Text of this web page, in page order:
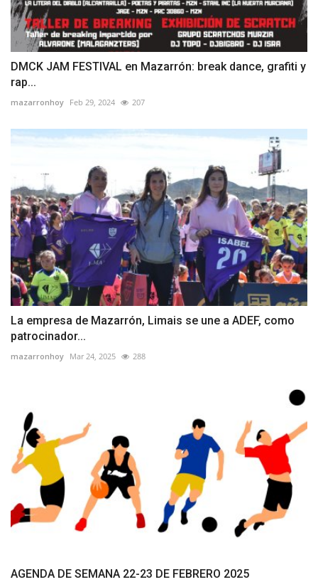
DMCK JAM FESTIVAL en Mazarrón: break dance, grafiti y
rap...
mazarronhoy Feb 29, 2024 207
La empresa de Mazarrón, Limais se une a ADEF, como
patrocinador...
mazarronhoy Mar 24, 2025 288
AGENDA DE SEMANA 22-23 DE FEBRERO 2025